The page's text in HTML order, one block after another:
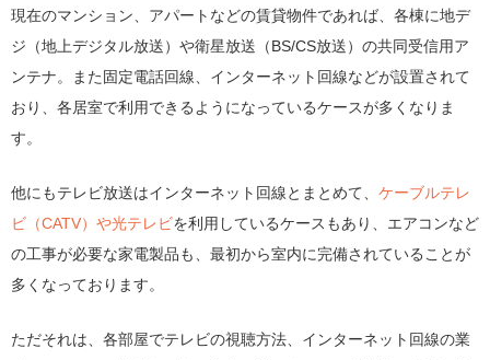
現在のマンション、アパートなどの賃貸物件であれば、各棟に地デ
ジ（地上デジタル放送）や衛星放送（BS/CS放送）の共同受信用ア
ンテナ。また固定電話回線、インターネット回線などが設置されて
おり、各居室で利用できるようになっているケースが多くなりま
す。
他にもテレビ放送はインターネット回線とまとめて、 ケーブルテレ
ビ（CATV）や光テレビを利用しているケースもあり、エアコンなど
の工事が必要な家電製品も、最初から室内に完備されていることが
多くなっております。
ただそれは、各部屋でテレビの視聴方法、インターネット回線の業